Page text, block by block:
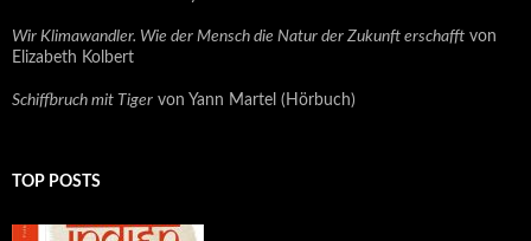
Wir Klimawandler. Wie der Mensch die Natur der Zukunft erschafft von
Elizabeth Kolbert
Schiffbruch mit Tiger von Yann Martel (Hörbuch)
TOP POSTS